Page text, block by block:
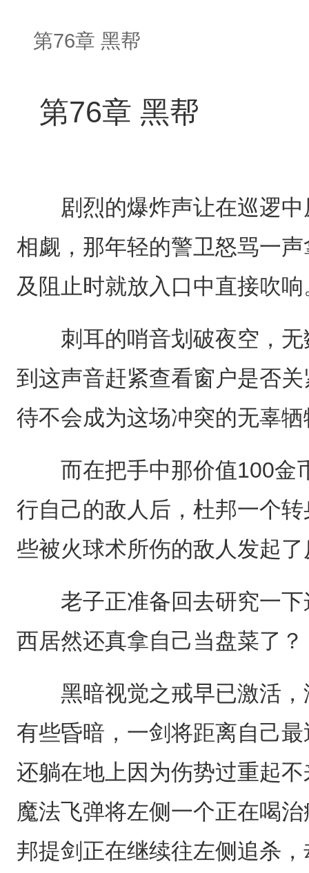
第76章 黑帮
第76章 黑帮
剧烈的爆炸声让在巡逻中
相觑，那年轻的警卫怒骂一
及阻止时就放入口中直接吹响
刺耳的哨音划破夜空，无
到这声音赶紧查看窗户是否
待不会成为这场冲突的无辜
而在把手中那价值100金
行自己的敌人后，杜邦一个
些被火球术所伤的敌人发起
老子正准备回去研究一下
西居然还真拿自己当盘菜了？
黑暗视觉之戒早已激活，
有些昏暗，一剑将距离自己
还躺在地上因为伤势过重起
魔法飞弹将左侧一个正在喝
邦提剑正在继续往左侧追杀